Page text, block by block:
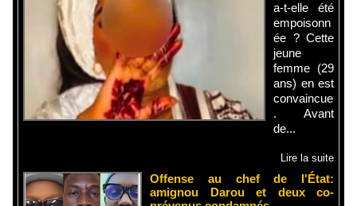
a-t-elle été
empoisonn
ée ? Cette
jeune
femme (29
ans) en est
convaincue
. Avant
de...
Lire la suite
Offense au chef de l'État:
amignou Darou et deux co-